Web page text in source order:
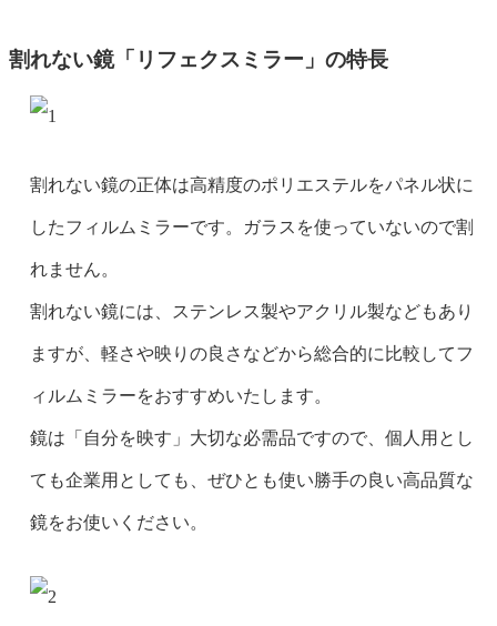
割れない鏡「リフェクスミラー」の特長
割れない鏡の正体は高精度のポリエステルをパネル状に
したフィルムミラーです。ガラスを使っていないので割
れません。
割れない鏡には、ステンレス製やアクリル製などもあり
ますが、軽さや映りの良さなどから総合的に比較してフ
ィルムミラーをおすすめいたします。
鏡は「自分を映す」大切な必需品ですので、個人用とし
ても企業用としても、ぜひとも使い勝手の良い高品質な
鏡をお使いください。